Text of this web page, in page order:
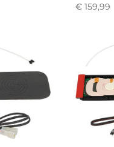
€ 159,99